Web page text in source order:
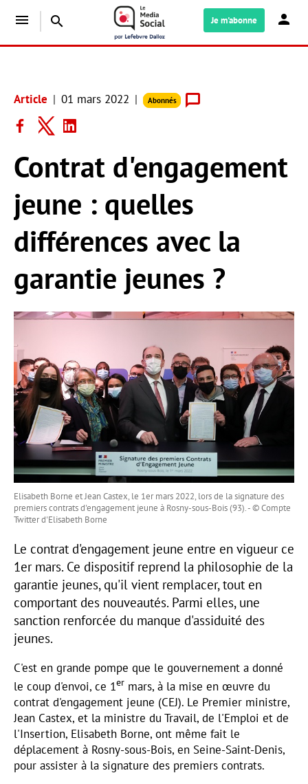
menu search Je m'abonne
Article 01 mars 2022 Abonnés
Contrat d'engagement
jeune : quelles
différences avec la
garantie jeunes ?
Elisabeth Borne et Jean Castex, le 1er mars 2022, lors de la signature des
premiers contrats d'engagement jeune à Rosny-sous-Bois (93). - © Compte
Twitter d'Elisabeth Borne
Le contrat d'engagement jeune entre en vigueur ce
1er mars. Ce dispositif reprend la philosophie de la
garantie jeunes, qu'il vient remplacer, tout en
comportant des nouveautés. Parmi elles, une
sanction renforcée du manque d'assiduité des
jeunes.
C'est en grande pompe que le gouvernement a donné
le coup d'envoi, ce 1er mars, à la mise en œuvre du
contrat d'engagement jeune (CEJ). Le Premier ministre,
Jean Castex, et la ministre du Travail, de l'Emploi et de
l'Insertion, Elisabeth Borne, ont même fait le
déplacement à Rosny-sous-Bois, en Seine-Saint-Denis,
pour assister à la signature des premiers contrats.